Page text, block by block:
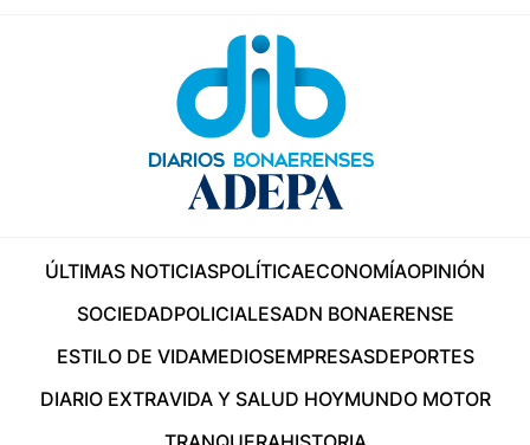
ÚLTIMAS NOTICIASPOLÍTICAECONOMÍAOPINIÓN
SOCIEDADPOLICIALESADN BONAERENSE
ESTILO DE VIDAMEDIOSEMPRESASDEPORTES
DIARIO EXTRAVIDA Y SALUD HOYMUNDO MOTOR